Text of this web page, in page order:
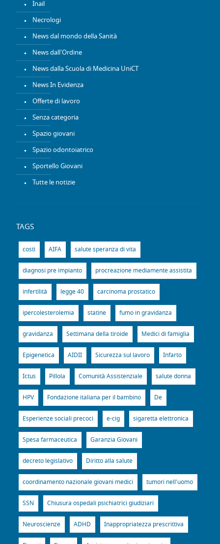
Inail
Necrologi
News dal mondo della Sanità
News dall'Ordine
News dalla Scuola di Medicina UniCT
News In Evidenza
Offerte di lavoro
Senza categoria
Spazio giovani
Spazio odontoiatrico
Sportello Giovani
Tutte le notizie
TAGS
costi AIFA salute speranza di vita
diagnosi pre impianto procreazione mediamente assistita
infertilità legge 40 carcinoma prostatico
ipercolesterolemia statine fumo in gravidanza
gravidanza Settimana della tiroide Medici di famiglia
Epigenetica AIDII Sicurezza sul lavoro Infarto
Ictus Pillola Comunità Assistenziale salute donna
HPV Fondazione italiana per il bambino De
Esperienze sociali precoci e-cig sigaretta elettronica
Spesa farmaceutica Garanzia Giovani
decreto legislativo Diritto alla salute
coordinamento nazionale giovani medici tumori nell'uomo
SSN Chiusura ospedali psichiatrici giudiziari
Neuroscienze ADHD Inappropriatezza prescrittiva